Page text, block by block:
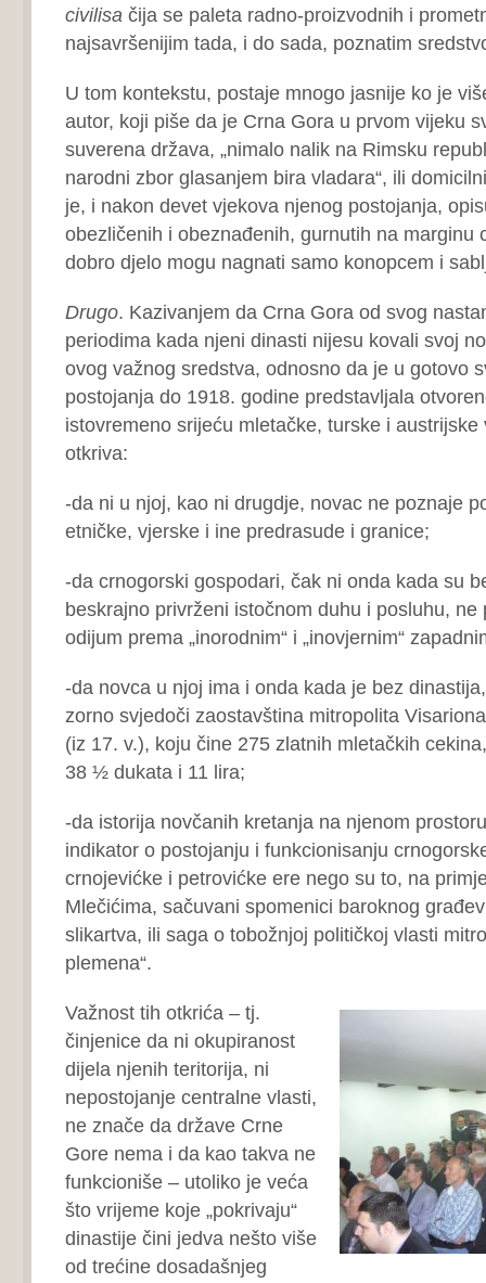
civilisa čija se paleta radno-proizvodnih i
najsavršenijim tada, i do sada, poznatim
U tom kontekstu, postaje mnogo jasnije ko je
autor, koji piše da je Crna Gora u prvom vijeku
suverena država, „nimalo nalik na Rimsku
narodni zbor glasanjem bira vladara“, ili
je, i nakon devet vjekova njenog postojanja,
obezličenih i obeznađenih, gurnutih na marginu
dobro djelo mogu nagnati samo konopcem i
Drugo. Kazivanjem da Crna Gora od svog
periodima kada njeni dinasti nijesu kovali svoj
ovog važnog sredstva, odnosno da je u gotovo
postojanja do 1918. godine predstavljala
istovremeno srijeću mletačke, turske i austrijske
otkriva:
-da ni u njoj, kao ni drugdje, novac ne poznaje
etničke, vjerske i ine predrasude i granice;
-da crnogorski gospodari, čak ni onda kada su
beskrajno privrženi istočnom duhu i posluhu, ne
odijum prema „inorodnim“ i „inovjernim“
-da novca u njoj ima i onda kada je bez
zorno svjedoči zaostavština mitropolita
(iz 17. v.), koju čine 275 zlatnih mletačkih
38 ½ dukata i 11 lira;
-da istorija novčanih kretanja na njenom
indikator o postojanju i funkcionisanju
crnojevićke i petrovićke ere nego su to, na
Mlečićima, sačuvani spomenici baroknog
slikartva, ili saga o tobožnjoj političkoj vlasti
plemena“.
Važnost tih otkrića – tj.
činjenice da ni okupiranost
dijela njenih teritorija, ni
nepostojanje centralne vlasti,
ne znače da države Crne
Gore nema i da kao takva ne
funkcioniše – utoliko je veća
što vrijeme koje „pokrivaju“
dinastije čini jedva nešto više
od trećine dosadašnjeg